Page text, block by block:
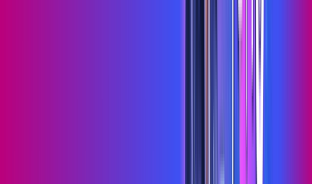
Wi-fi de alta performance para curtir e compartilhar à vontade